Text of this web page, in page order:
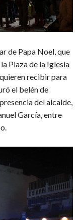
de Papa Noel, que
Plaza de la Iglesia
recibir para
el belén de
del alcalde,
García, entre